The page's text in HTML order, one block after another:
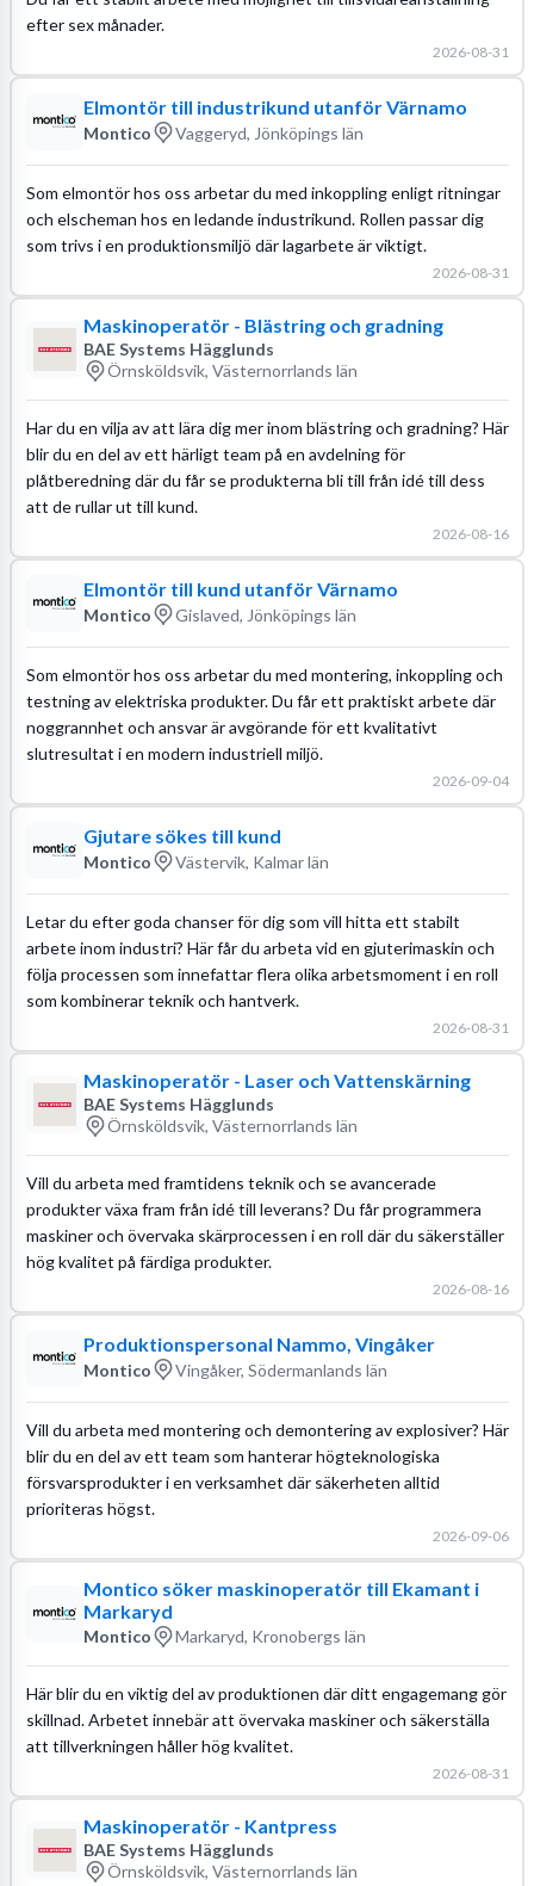
efter sex månader.
2026-08-31
Elmontör till industrikund utanför Värnamo
Montico Vaggeryd, Jönköpings län
Som elmontör hos oss arbetar du med inkoppling enligt ritningar
och elscheman hos en ledande industrikund. Rollen passar dig
som trivs i en produktionsmiljö där lagarbete är viktigt.
2026-08-31
Maskinoperatör - Blästring och gradning
BAE Systems Hägglunds
Örnsköldsvik, Västernorrlands län
Har du en vilja av att lära dig mer inom blästring och gradning? Här
blir du en del av ett härligt team på en avdelning för
plåtberedning där du får se produkterna bli till från idé till dess
att de rullar ut till kund.
2026-08-16
Elmontör till kund utanför Värnamo
Montico Gislaved, Jönköpings län
Som elmontör hos oss arbetar du med montering, inkoppling och
testning av elektriska produkter. Du får ett praktiskt arbete där
noggrannhet och ansvar är avgörande för ett kvalitativt
slutresultat i en modern industriell miljö.
2026-09-04
Gjutare sökes till kund
Montico Västervik, Kalmar län
Letar du efter goda chanser för dig som vill hitta ett stabilt
arbete inom industri? Här får du arbeta vid en gjuterimaskin och
följa processen som innefattar flera olika arbetsmoment i en roll
som kombinerar teknik och hantverk.
2026-08-31
Maskinoperatör - Laser och Vattenskärning
BAE Systems Hägglunds
Örnsköldsvik, Västernorrlands län
Vill du arbeta med framtidens teknik och se avancerade
produkter växa fram från idé till leverans? Du får programmera
maskiner och övervaka skärprocessen i en roll där du säkerställer
hög kvalitet på färdiga produkter.
2026-08-16
Produktionspersonal Nammo, Vingåker
Montico Vingåker, Södermanlands län
Vill du arbeta med montering och demontering av explosiver? Här
blir du en del av ett team som hanterar högteknologiska
försvarsprodukter i en verksamhet där säkerheten alltid
prioriteras högst.
2026-09-06
Montico söker maskinoperatör till Ekamant i
Markaryd
Montico Markaryd, Kronobergs län
Här blir du en viktig del av produktionen där ditt engagemang gör
skillnad. Arbetet innebär att övervaka maskiner och säkerställa
att tillverkningen håller hög kvalitet.
2026-08-31
Maskinoperatör - Kantpress
BAE Systems Hägglunds
Örnsköldsvik, Västernorrlands län